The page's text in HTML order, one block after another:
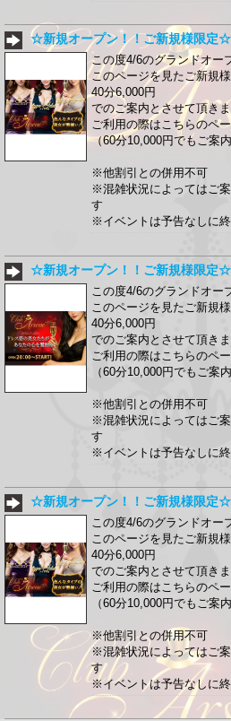
☆新規オープン！！ご新規様限定☆
この度4/6のグランドオー
このページを見たご新規様
40分6,000円
でのご案内とさせて頂き
ご利用の際はこちらのペ
（60分10,000円でもご案内
※他割引との併用不可
※混雑状況によってはご
す
※イベントは予告なしに
☆新規オープン！！ご新規様限定☆
この度4/6のグランドオー
このページを見たご新規様
40分6,000円
でのご案内とさせて頂きま
ご利用の際はこちらのペ
（60分10,000円でもご案
※他割引との併用不可
※混雑状況によってはご
す
※イベントは予告なしに
☆新規オープン！！ご新規様限定☆
この度4/6のグランドオー
このページを見たご新規様
40分6,000円
でのご案内とさせて頂きま
ご利用の際はこちらのペ
（60分10,000円でもご案
※他割引との併用不可
※混雑状況によってはご
す
※イベントは予告なしに